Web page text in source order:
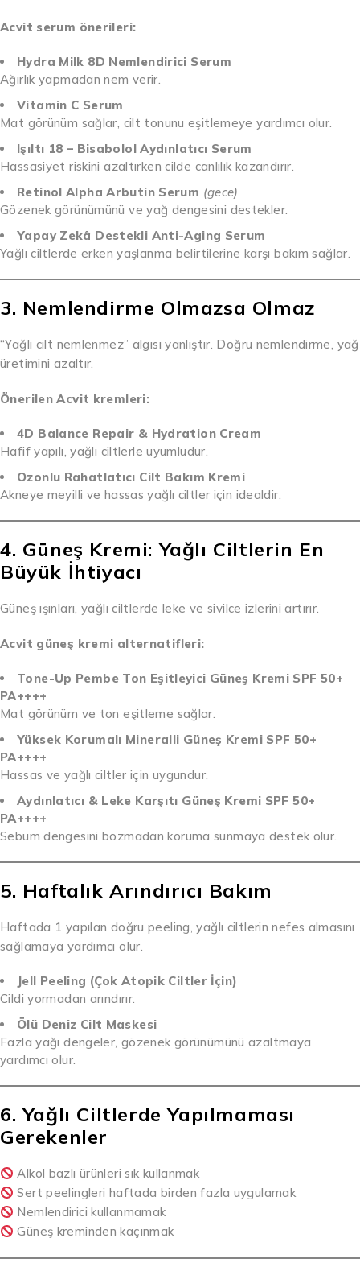
Acvit serum önerileri:
Hydra Milk 8D Nemlendirici Serum
Ağırlık yapmadan nem verir.
Vitamin C Serum
Mat görünüm sağlar, cilt tonunu eşitlemeye yardımcı olur.
Işıltı 18 – Bisabolol Aydınlatıcı Serum
Hassasiyet riskini azaltırken cilde canlılık kazandırır.
Retinol Alpha Arbutin Serum (gece)
Gözenek görünümünü ve yağ dengesini destekler.
Yapay Zekâ Destekli Anti-Aging Serum
Yağlı ciltlerde erken yaşlanma belirtilerine karşı bakım sağlar.
3. Nemlendirme Olmazsa Olmaz
“Yağlı cilt nemlenmez” algısı yanlıştır. Doğru nemlendirme, yağ
üretimini azaltır.
Önerilen Acvit kremleri:
4D Balance Repair & Hydration Cream
Hafif yapılı, yağlı ciltlerle uyumludur.
Ozonlu Rahatlatıcı Cilt Bakım Kremi
Akneye meyilli ve hassas yağlı ciltler için idealdir.
4. Güneş Kremi: Yağlı Ciltlerin En
Büyük İhtiyacı
Güneş ışınları, yağlı ciltlerde leke ve sivilce izlerini artırır.
Acvit güneş kremi alternatifleri:
Tone-Up Pembe Ton Eşitleyici Güneş Kremi SPF 50+
PA++++
Mat görünüm ve ton eşitleme sağlar.
Yüksek Korumalı Mineralli Güneş Kremi SPF 50+
PA++++
Hassas ve yağlı ciltler için uygundur.
Aydınlatıcı & Leke Karşıtı Güneş Kremi SPF 50+
PA++++
Sebum dengesini bozmadan koruma sunmaya destek olur.
5. Haftalık Arındırıcı Bakım
Haftada 1 yapılan doğru peeling, yağlı ciltlerin nefes almasını
sağlamaya yardımcı olur.
Jell Peeling (Çok Atopik Ciltler İçin)
Cildi yormadan arındırır.
Ölü Deniz Cilt Maskesi
Fazla yağı dengeler, gözenek görünümünü azaltmaya
yardımcı olur.
6. Yağlı Ciltlerde Yapılmaması
Gerekenler
Alkol bazlı ürünleri sık kullanmak
Sert peelingleri haftada birden fazla uygulamak
Nemlendirici kullanmamak
Güneş kreminden kaçınmak